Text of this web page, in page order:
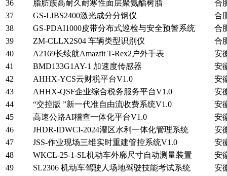
36 脂肪族高耐久耐寒性面层聚氨酯树脂
合
37
GS-LIBS2400激光成分分钢仪
合
38
GS-PDAI1000皮带分布式巡检与安全预警系统
合
39
ZM-CLLX2S04 车辆类型识别仪
合
40
A2169长续航Amazfit T-Rex2户外手表
安
41
BMD133G1AY-1 加速度传感器
安
42
AHHX-YCS云财税平台V1.0
安
43
AHHX-QSF企业综合税务服务平台V1.0
安
44
“交控版 ”新一代准自由流收费系统V1.0
安
45
高速公路AI稽查一体化平台V1.0
安
46
JHDR-IDWCI-2024灌区水利一体化管理系统
安
47
JSS-作业现场三维实时重建管控系统V1.0
安
48
WKCL-25-1-SL机动车外廓尺寸自动测量装置
安
49
SL2306 机动车驾驶人场地驾驶技能考试系统
安